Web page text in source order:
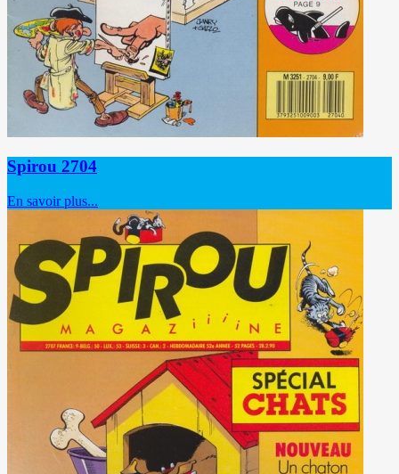
Spirou 2704
En savoir plus...